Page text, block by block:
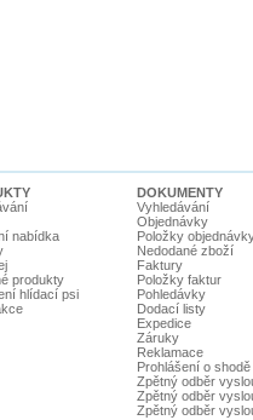
nabídka
produkty
hlídací psi
DOKUMENTY
Vyhledávání
Objednávky
Položky
Nedodané zboží
Faktury
Položky faktur
Pohledávky
Dodací listy
Expedice
Záruky
Reklamace
Prohlášení o shodě
Zpětný odběr
Zpětný odběr
Zpětný odběr